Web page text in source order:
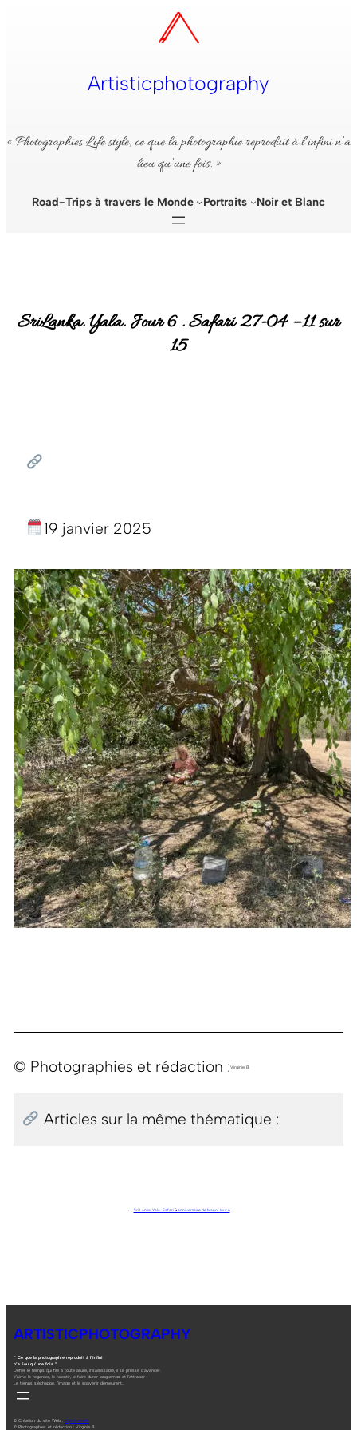
Artisticphotography
« Photographies Life style, ce que la photographie reproduit à l’infini n’a
lieu qu’une fois. »
Road-Trips à travers le Monde Portraits Noir et Blanc
SriLanka. Yala. Jour 6 . Safari 27-04 – 11 sur
15
19 janvier 2025
© Photographies et rédaction :Virginie B.
Articles sur la même thématique :
← Sri Lanka. Yala . Safari & anniversaire de Mano. Jour 6
ARTISTICPHOTOGRAPHY
“ Ce que la photographie reproduit à l’infini
n’a lieu qu’une fois ”
Défier le temps qui file à toute allure, insaisissable, il se presse d’avancer.
J’aime le regarder, le ralentir, le faire durer longtemps et l’attraper !
Le temps s’échappe, l’image et le souvenir demeurent…
© Création du site Web : digitalneed.fr
© Photographies et rédaction : Virginie B.